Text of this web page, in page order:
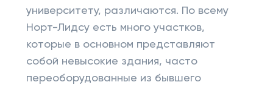
университету, различаются. По всему
Норт-Лидсу есть много участков,
которые в основном представляют
собой невысокие здания, часто
переоборудованные из бывшего